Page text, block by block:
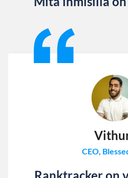
CEO,